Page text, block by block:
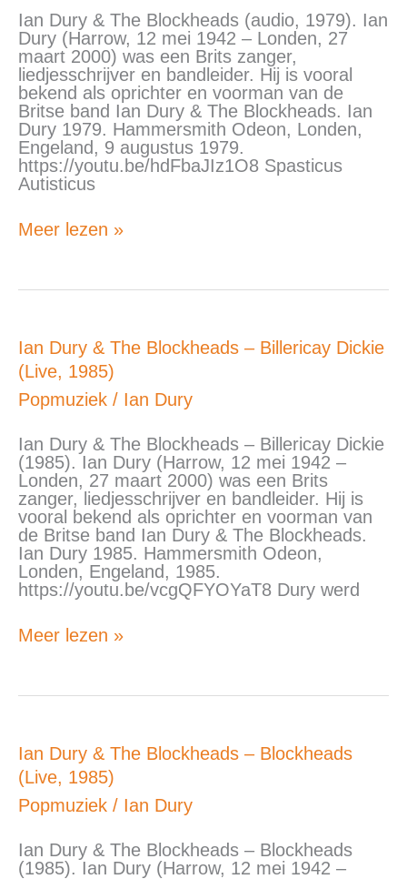
Ian Dury & The Blockheads (audio, 1979). Ian
Dury (Harrow, 12 mei 1942 – Londen, 27
maart 2000) was een Brits zanger,
liedjesschrijver en bandleider. Hij is vooral
bekend als oprichter en voorman van de
Britse band Ian Dury & The Blockheads. Ian
Dury 1979. Hammersmith Odeon, Londen,
Engeland, 9 augustus 1979.
https://youtu.be/hdFbaJIz1O8 Spasticus
Autisticus
–
Audio
(Live,
1979)
Meer lezen »
Ian Dury & The Blockheads – Billericay Dickie
(Live, 1985)
Popmuziek / Ian Dury
Ian Dury & The Blockheads – Billericay Dickie
(1985). Ian Dury (Harrow, 12 mei 1942 –
Londen, 27 maart 2000) was een Brits
zanger, liedjesschrijver en bandleider. Hij is
vooral bekend als oprichter en voorman van
de Britse band Ian Dury & The Blockheads.
Ian Dury 1985. Hammersmith Odeon,
Londen, Engeland, 1985.
https://youtu.be/vcgQFYOYaT8 Dury werd
Ian
Dury
&
The
–
Billericay
Dickie
(Live,
1985)
Meer lezen »
Ian Dury & The Blockheads – Blockheads
(Live, 1985)
Popmuziek / Ian Dury
Ian Dury & The Blockheads – Blockheads
(1985). Ian Dury (Harrow, 12 mei 1942 –
Ian
Dury
&
The
–
Blockheads